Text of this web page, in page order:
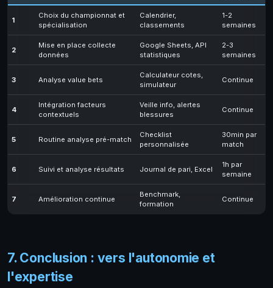
1
Choix du championnat et
spécialisation
Calendrier,
classements
1-2
semaines
2
Mise en place collecte
données
Google Sheets, API
statistiques
2-3
semaines
3 Analyse value bets
Calculateur cotes,
simulateur
Continue
4
Intégration facteurs
contextuels
Veille info, alertes
blessures
Continue
5 Routine analyse pré-match
Checklist
personnalisée
30min par
match
6 Suivi et analyse résultats Journal de pari, Excel
1h par
semaine
7 Amélioration continue
Benchmark,
formation
Continue
7. Conclusion : vers l'autonomie et
l'expertise